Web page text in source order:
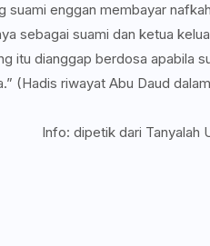
suami enggan membayar
sebagai suami dan ketua
itu dianggap berdosa apabila
(Hadis riwayat Abu Daud
Info: dipetik dari Tanyalah